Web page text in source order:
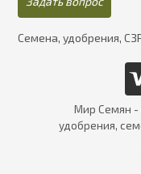
Семена, удобрения,
Мир Семян -
удобрения,